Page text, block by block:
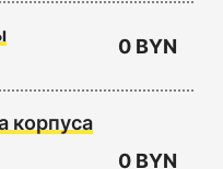
0 BYN
корпуса
0 BYN